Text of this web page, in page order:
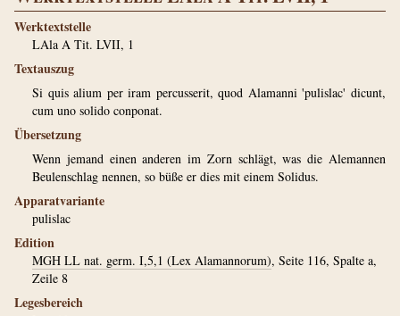
Werktextstelle
LAla A Tit. LVII, 1
Textauszug
Si quis alium per iram percusserit, quod Alamanni 'pulislac' dicunt,
cum uno solido conponat.
Übersetzung
Wenn jemand einen anderen im Zorn schlägt, was die Alemannen
Beulenschlag nennen, so büße er dies mit einem Solidus.
Apparatvariante
pulislac
Edition
MGH LL nat. germ. I,5,1 (Lex Alamannorum), Seite 116, Spalte a,
Zeile 8
Legesbereich